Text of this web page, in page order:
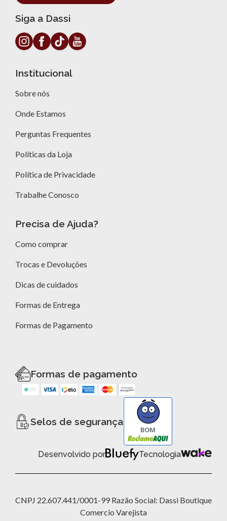
Siga a Dassi
Institucional
Sobre nós
Onde Estamos
Perguntas Frequentes
Políticas da Loja
Política de Privacidade
Trabalhe Conosco
Precisa de Ajuda?
Como comprar
Trocas e Devoluções
Dicas de cuidados
Formas de Entrega
Formas de Pagamento
Formas de pagamento
Selos de segurança
BOM
Desenvolvido por Tecnologia
CNPJ 22.607.441/0001-99 Razão Social: Dassi Boutique
Comercio Varejista